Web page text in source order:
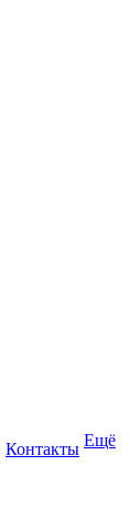
Контакты Ещё